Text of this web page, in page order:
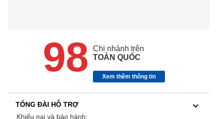
98
Chi nhánh trên
TOÀN QUỐC
Xem thêm thông tin
TỔNG ĐÀI HỖ TRỢ
Khiếu nại và bảo hành: